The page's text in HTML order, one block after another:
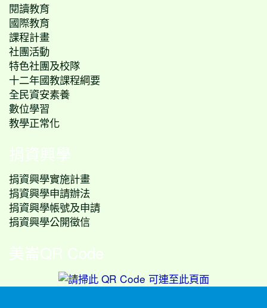
閱讀教育
國際教育
課程計畫
社團活動
特色社團及校隊
十二年國教課程綱要
全民資安素養
數位學習
教學正常化
捐資興學
捐資興學實施計畫
捐資興學申請辦法
捐資興學帳號及申請
捐資興學公開徵信
美崙QR Code